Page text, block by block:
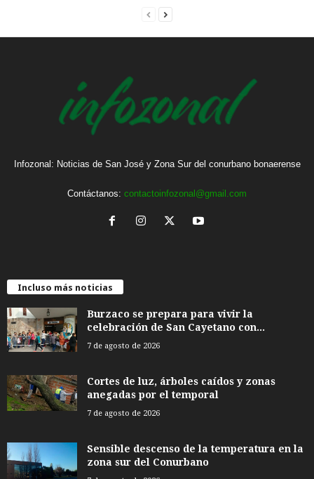
Infozonal: Noticias de San José y Zona Sur del conurbano bonaerense
Contáctanos: contactoinfozonal@gmail.com
Incluso más noticias
Burzaco se prepara para vivir la
celebración de San Cayetano con...
7 de agosto de 2026
Cortes de luz, árboles caídos y zonas
anegadas por el temporal
7 de agosto de 2026
Sensible descenso de la temperatura en la
zona sur del Conurbano